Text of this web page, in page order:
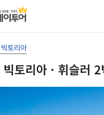
빅토리아
빅토리아 · 휘슬러